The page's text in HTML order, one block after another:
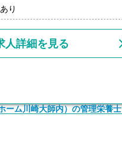
り
人詳細を見る
ーム川崎大師内）の管理栄養士